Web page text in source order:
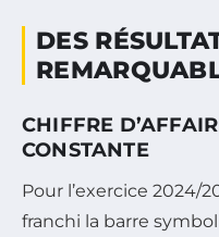
DES
CHIFFRE
CONSTANTE
Pour l’exercice 2024/
franchi la barre